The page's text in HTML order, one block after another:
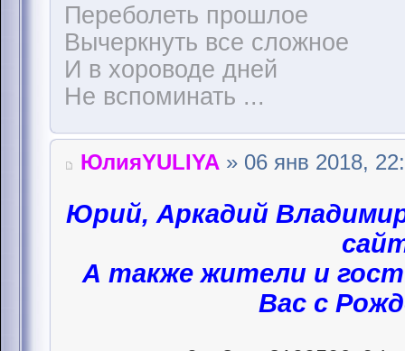
Переболеть прошлое
Вычеркнуть все сложное
И в хороводе дней
Не вспоминать ...
ЮлияYULIYA » 06 янв 2018,
Юрий, Аркадий
А также жители и
Вас с